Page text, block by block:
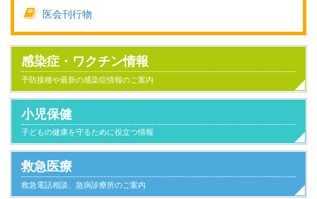
医会刊行物
感染症・ワクチン情報
予防接種や最新の感染症情報のご案内
小児保健
子どもの健康を守るために役立つ情報
救急医療
救急電話相談、急病診療所のご案内